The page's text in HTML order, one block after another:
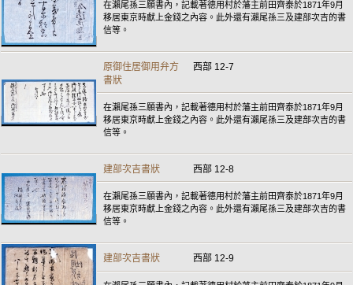
在瀨尾孫三願書內，記載著德用村於藩主前田齊泰於1871年9月
移居東京時獻上金錢之內容。此外還有瀨尾孫三及建部次吉的書
信等。
原御住居御用弁方
書狀
西部 12-7
在瀨尾孫三願書內，記載著德用村於藩主前田齊泰於1871年9月
移居東京時獻上金錢之內容。此外還有瀨尾孫三及建部次吉的書
信等。
建部次吉書狀 西部 12-8
在瀨尾孫三願書內，記載著德用村於藩主前田齊泰於1871年9月
移居東京時獻上金錢之內容。此外還有瀨尾孫三及建部次吉的書
信等。
建部次吉書狀 西部 12-9